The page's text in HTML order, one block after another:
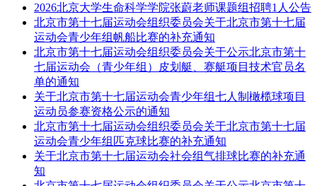
2026北京大学生命科学学院张蔚老师课题组招聘1人公告
北京市第十七届运动会组织委员会关于北京市第十七届
运动会青少年组帆船比赛的补充通知
北京市第十七届运动会组织委员会关于公示北京市第十
七届运动会（青少年组）皮划艇、赛艇项目技术官员名
单的通知
关于北京市第十七届运动会青少年组七人制橄榄球项目
运动员参赛资格公示的通知
北京市第十七届运动会组织委员会关于北京市第十七届
运动会青少年组匹克球比赛的补充通知
关于北京市第十七届运动会社会组气排球比赛的补充通
知